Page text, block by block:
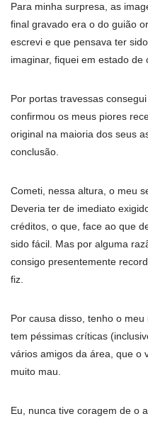
Para minha surpresa, as
final gravado era o do guião
escrevi e que pensava ter
imaginar, fiquei em estado de
Por portas travessas
confirmou os meus piores
original na maioria dos seus
conclusão.
Cometi, nessa altura, o meu
Deveria ter de imediato
créditos, o que, face ao que
sido fácil. Mas por alguma
consigo presentemente
fiz.
Por causa disso, tenho o
tem péssimas críticas
vários amigos da área, que o
muito mau.
Eu, nunca tive coragem de o